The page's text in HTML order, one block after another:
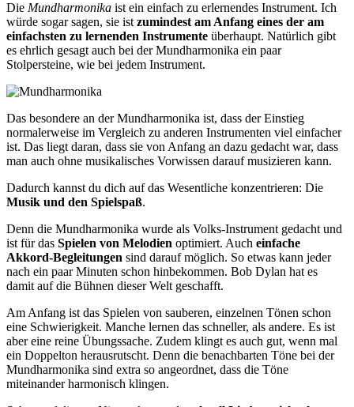
Die Mundharmonika ist ein einfach zu erlernendes Instrument. Ich
würde sogar sagen, sie ist zumindest am Anfang eines der am
einfachsten zu lernenden Instrumente überhaupt. Natürlich gibt
es ehrlich gesagt auch bei der Mundharmonika ein paar
Stolpersteine, wie bei jedem Instrument.
Das besondere an der Mundharmonika ist, dass der Einstieg
normalerweise im Vergleich zu anderen Instrumenten viel einfacher
ist. Das liegt daran, dass sie von Anfang an dazu gedacht war, dass
man auch ohne musikalisches Vorwissen darauf musizieren kann.
Dadurch kannst du dich auf das Wesentliche konzentrieren: Die
Musik und den Spielspaß.
Denn die Mundharmonika wurde als Volks-Instrument gedacht und
ist für das Spielen von Melodien optimiert. Auch einfache
Akkord-Begleitungen sind darauf möglich. So etwas kann jeder
nach ein paar Minuten schon hinbekommen. Bob Dylan hat es
damit auf die Bühnen dieser Welt geschafft.
Am Anfang ist das Spielen von sauberen, einzelnen Tönen schon
eine Schwierigkeit. Manche lernen das schneller, als andere. Es ist
aber eine reine Übungssache. Zudem klingt es auch gut, wenn mal
ein Doppelton herausrutscht. Denn die benachbarten Töne bei der
Mundharmonika sind extra so angeordnet, dass die Töne
miteinander harmonisch klingen.